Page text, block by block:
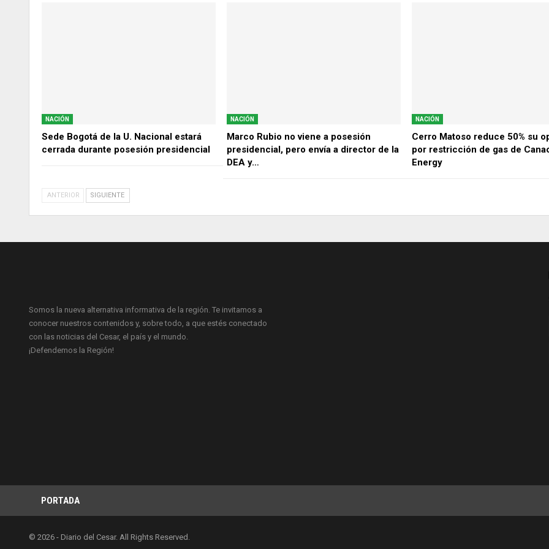
NACIÓN
Sede Bogotá de la U. Nacional estará
cerrada durante posesión presidencial
NACIÓN
Marco Rubio no viene a posesión
presidencial, pero envía a director de la
DEA y…
NACIÓN
Cerro Matoso reduce 50% su
por restricción de gas de
Energy
ANTERIOR SIGUIENTE
Somos la nueva alternativa informativa de la región. Te invitamos a
conocer nuestros contenidos y, sobre todo, a que estés conectado
con las noticias del Cesar, el país y el mundo.
¡Defendemos la Región!
PORTADA
© 2026 - Diario del Cesar. All Rights Reserved.